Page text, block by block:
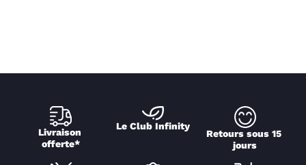
Livraison
offerte*
Le Club Infinity
Retours sous 15
jours